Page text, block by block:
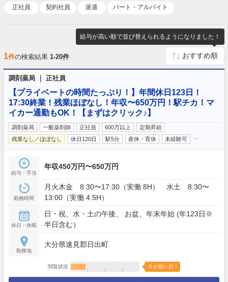
正社員
契約社員 派遣 パート・アルバイト
給与が高い順で並び替えられるようになりました！
1件の検索結果 1-20件
調剤薬局 ｜ 正社員
【プライベートの時間たっぷり！】年間休日123日！
17:30終業！残業ほぼなし！年収〜650万円！駅チカ！マ
イカー通勤もOK！【まずはクリック♪】
調剤薬局 一般薬剤師 正社員 600万以上
定期昇給
残業なし／ほぼなし
休日120日 駅5分 産休・育休 未経験可
給与・手当
年収450万円〜650万円
勤務時間
月火木金 8:30〜17:30（実働 8H） 水土 8:30〜
13:00（実働 4.5H）
休日・休暇
日・祝、水・土の午後、 お盆、年末年始 (年123日※
半日含む）
勤務地
大分県速見郡日出町
閲覧状況 今が狙い目！